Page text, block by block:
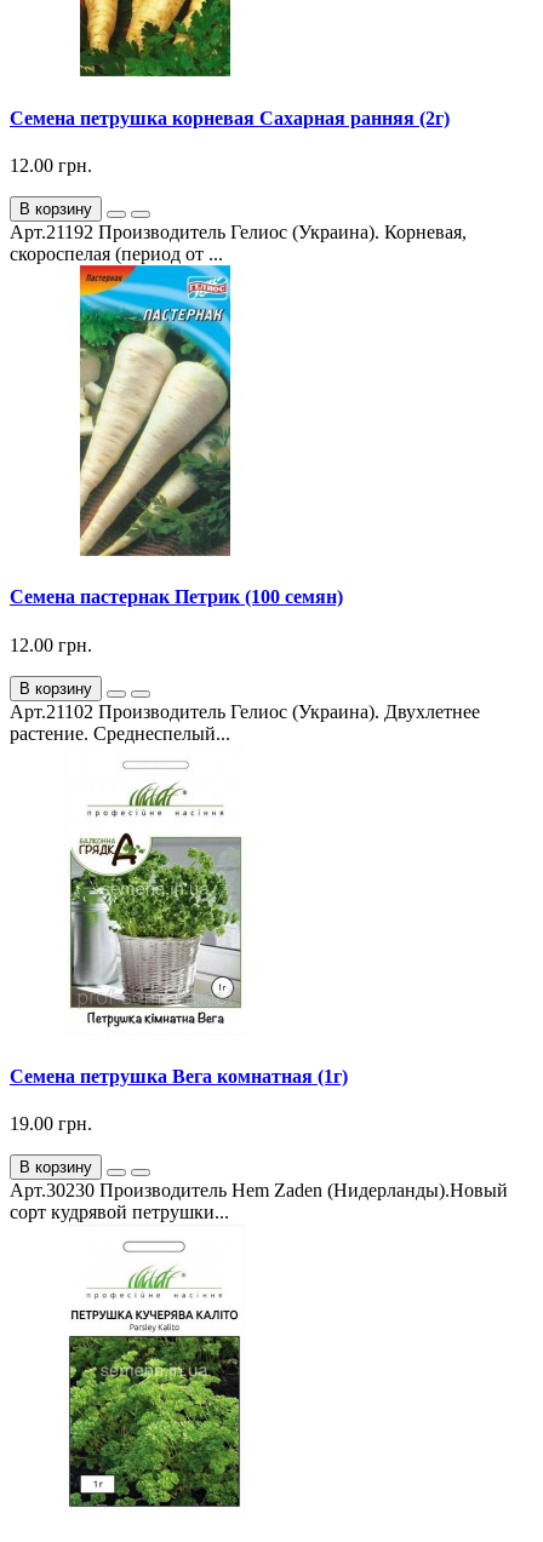
Семена петрушка корневая Сахарная ранняя (2г)
12.00 грн.
В корзину
Арт.21192 Производитель Гелиос (Украина). Корневая,
скороспелая (период от ...
Семена пастернак Петрик (100 семян)
12.00 грн.
В корзину
Арт.21102 Производитель Гелиос (Украина). Двухлетнее
растение. Среднеспелый...
Семена петрушка Вега комнатная (1г)
19.00 грн.
В корзину
Арт.30230 Производитель Hem Zaden (Нидерланды).Новый
сорт кудрявой петрушки...